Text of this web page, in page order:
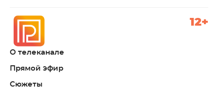
О телеканале
Прямой эфир
Сюжеты
12+